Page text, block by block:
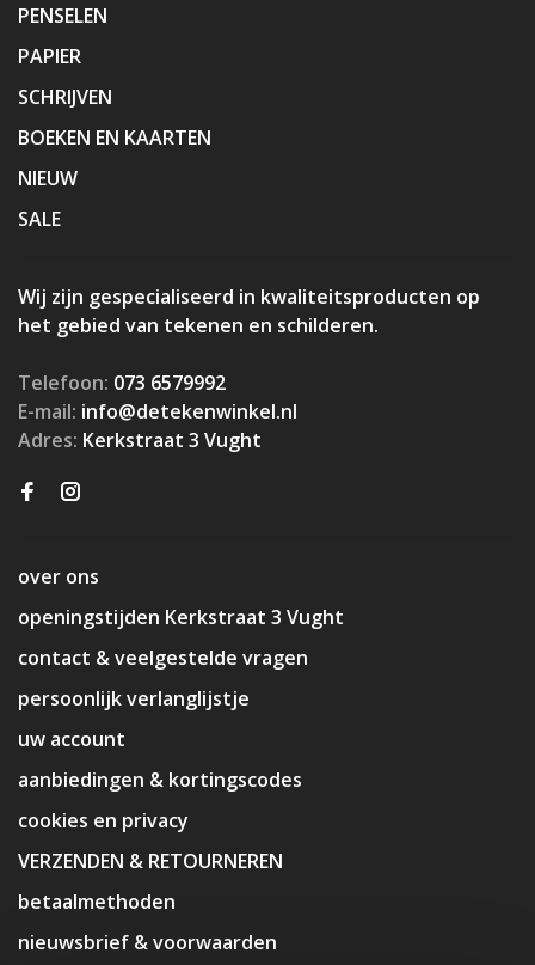
PENSELEN
PAPIER
SCHRIJVEN
BOEKEN EN KAARTEN
NIEUW
SALE
Wij zijn gespecialiseerd in kwaliteitsproducten op
het gebied van tekenen en schilderen.
Telefoon: 073 6579992
E-mail: info@detekenwinkel.nl
Adres: Kerkstraat 3 Vught
over ons
openingstijden Kerkstraat 3 Vught
contact & veelgestelde vragen
persoonlijk verlanglijstje
uw account
aanbiedingen & kortingscodes
cookies en privacy
VERZENDEN & RETOURNEREN
betaalmethoden
nieuwsbrief & voorwaarden